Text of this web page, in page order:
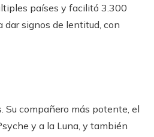
países y facilitó 3.300
dar signos de lentitud, con
Su compañero más potente, el
y a la Luna, y también